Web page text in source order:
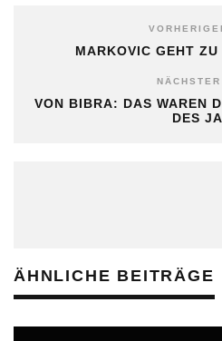
MARKOVIC GEHT
VON BIBRA: DAS WAREN
DES
ÄHNLICHE BEITRÄGE